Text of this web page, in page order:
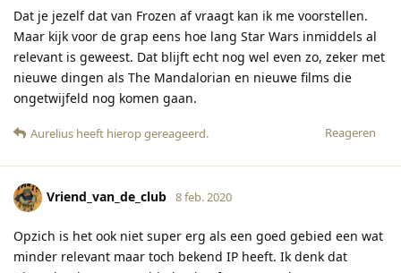
Dat je jezelf dat van Frozen af vraagt kan ik me voorstellen.
Maar kijk voor de grap eens hoe lang Star Wars inmiddels al
relevant is geweest. Dat blijft echt nog wel even zo, zeker met
nieuwe dingen als The Mandalorian en nieuwe films die
ongetwijfeld nog komen gaan.
Reageren
Aurelius heeft hierop gereageerd.
Vriend_van_de_club 8 feb. 2020
Opzich is het ook niet super erg als een goed gebied een wat
minder relevant maar toch bekend IP heeft. Ik denk dat